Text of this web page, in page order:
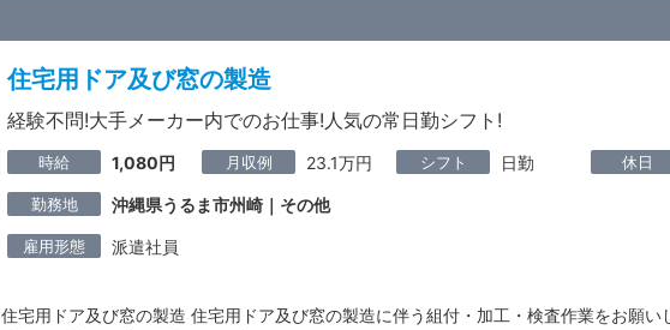
住宅用ドア及び窓の製造
経験不問!大手メーカー内でのお仕事!人気の常日勤シフト!
時給 1,080円 月収例 23.1万円 シフト 日勤 休日
勤務地 沖縄県うるま市州崎｜その他
雇用形態 派遣社員
住宅用ドア及び窓の製造 住宅用ドア及び窓の製造に伴う組付・加工・検査作業をお願い